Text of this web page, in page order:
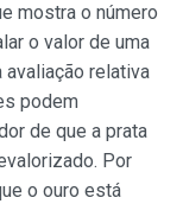
mostra o número
o valor de uma
avaliação relativa
podem
de que a prata
Por
o ouro está